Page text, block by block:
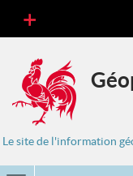
Le site de l'information